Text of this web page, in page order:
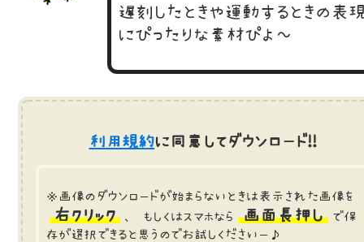
遅刻したときや運動するときの表
にぴったりな素材ぴよ～
利用規約に同意してダウンロード!!
※画像のダウンロードが始まらないときは表示された画像を
右クリック 、 もしくはスマホなら 画面長押し
で保
存が選択できると思うのでお試しくださいー♪